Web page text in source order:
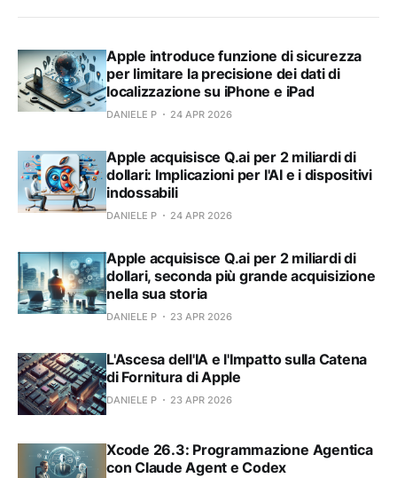
Apple introduce funzione di sicurezza
per limitare la precisione dei dati di
localizzazione su iPhone e iPad
DANIELE P 24 APR 2026
Apple acquisisce Q.ai per 2 miliardi di
dollari: Implicazioni per l'AI e i dispositivi
indossabili
DANIELE P 24 APR 2026
Apple acquisisce Q.ai per 2 miliardi di
dollari, seconda più grande acquisizione
nella sua storia
DANIELE P 23 APR 2026
L'Ascesa dell'IA e l'Impatto sulla Catena
di Fornitura di Apple
DANIELE P 23 APR 2026
Xcode 26.3: Programmazione Agentica
con Claude Agent e Codex